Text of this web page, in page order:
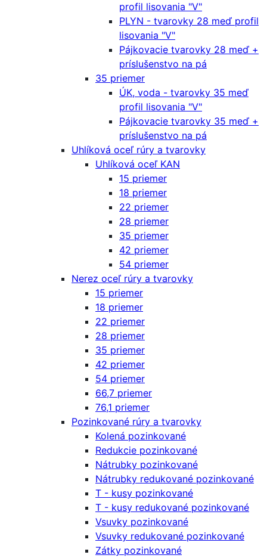
profil lisovania "V"
PLYN - tvarovky 28 meď profil
lisovania "V"
Pájkovacie tvarovky 28 meď +
príslušenstvo na pá
35 priemer
ÚK, voda - tvarovky 35 meď
profil lisovania "V"
Pájkovacie tvarovky 35 meď +
príslušenstvo na pá
Uhlíková oceľ rúry a tvarovky
Uhlíková oceľ KAN
15 priemer
18 priemer
22 priemer
28 priemer
35 priemer
42 priemer
54 priemer
Nerez oceľ rúry a tvarovky
15 priemer
18 priemer
22 priemer
28 priemer
35 priemer
42 priemer
54 priemer
66,7 priemer
76,1 priemer
Pozinkované rúry a tvarovky
Kolená pozinkované
Redukcie pozinkované
Nátrubky pozinkované
Nátrubky redukované pozinkované
T - kusy pozinkované
T - kusy redukované pozinkované
Vsuvky pozinkované
Vsuvky redukované pozinkované
Zátky pozinkované